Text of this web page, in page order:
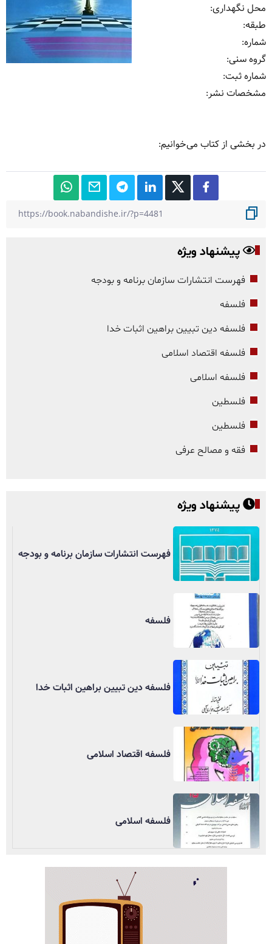
محل نگهداری:
طبقه:
شماره:
گروه سنی:
شماره ثبت:
مشخصات نشر: ‏‫
در بخشی از کتاب می‌خوانیم:
پیشنهاد ویژه
فهرست انتشارات سازمان برنامه و بودجه
فلسفه
فلسفه دین تبیین براهین اثبات خدا
فلسفه اقتصاد اسلامی
فلسفه اسلامی
فلسطین
فلسطین
فقه و مصالح عرفی
پیشنهاد ویژه
فهرست انتشارات سازمان برنامه و بودجه
فلسفه
فلسفه دین تبیین براهین اثبات خدا
فلسفه اقتصاد اسلامی
فلسفه اسلامی